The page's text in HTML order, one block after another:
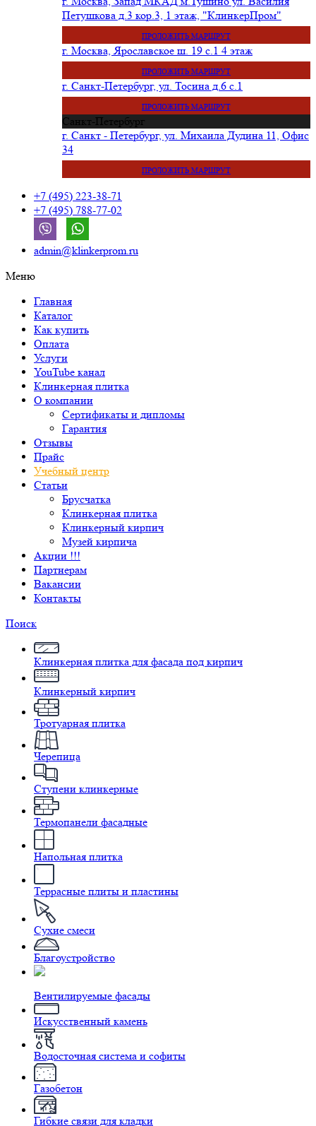
Петушкова д.3 кор.3, 1 этаж, "КлинкерПром"
ПРОЛОЖИТЬ МАРШРУТ
г. Москва, Ярославское ш. 19 с.1 4 этаж
ПРОЛОЖИТЬ МАРШРУТ
г. Санкт-Петербург, ул. Тосина д.6 с.1
ПРОЛОЖИТЬ МАРШРУТ
Санкт-Петербург
г. Санкт - Петербург, ул. Михаила Дудина 11, Офис
34
ПРОЛОЖИТЬ МАРШРУТ
+7 (495) 223-38-71
+7 (495) 788-77-02
admin@klinkerprom.ru
Меню
Главная
Каталог
Как купить
Оплата
Услуги
YouTube канал
Клинкерная плитка
О компании
Сертификаты и дипломы
Гарантия
Отзывы
Прайс
Учебный центр
Статьи
Брусчатка
Клинкерная плитка
Клинкерный кирпич
Музей кирпича
Акции !!!
Партнерам
Вакансии
Контакты
Поиск
Клинкерная плитка для фасада под кирпич
Клинкерный кирпич
Тротуарная плитка
Черепица
Ступени клинкерные
Термопанели фасадные
Напольная плитка
Террасные плиты и пластины
Сухие смеси
Благоустройство
Вентилируемые фасады
Искусственный камень
Водосточная система и софиты
Газобетон
Гибкие связи для кладки